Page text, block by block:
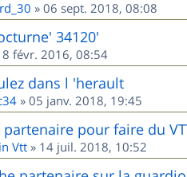
» 06 sept. 2018, 08:08
34120'
févr. 2016, 08:54
dans l 'herault
» 05 janv. 2018, 19:45
partenaire pour faire du
Vtt » 14 juil. 2018, 10:52